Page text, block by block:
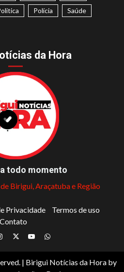
Polícia
Saúde
da Hora
todo momento
Birigui, Araçatuba e Região
Privacidade
Termos de uso
Contato
TwitterYoutubeWhatsapp
| Birigui Notícias da Horaby